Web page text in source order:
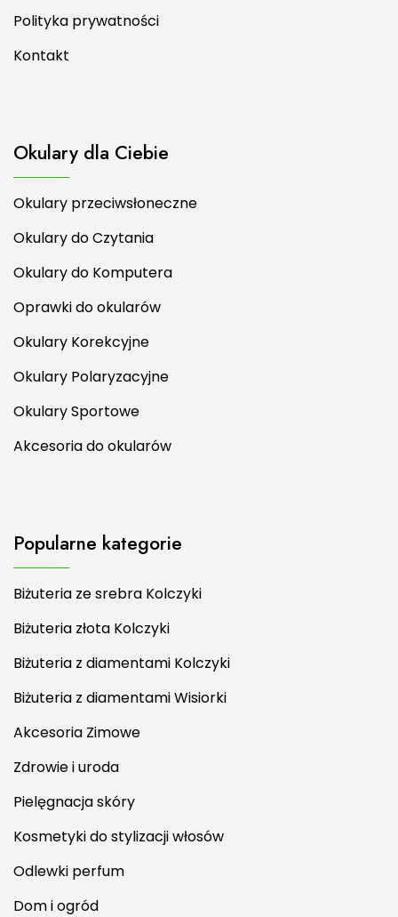
Polityka prywatności
Kontakt
Okulary dla Ciebie
Okulary przeciwsłoneczne
Okulary do Czytania
Okulary do Komputera
Oprawki do okularów
Okulary Korekcyjne
Okulary Polaryzacyjne
Okulary Sportowe
Akcesoria do okularów
Popularne kategorie
Biżuteria ze srebra Kolczyki
Biżuteria złota Kolczyki
Biżuteria z diamentami Kolczyki
Biżuteria z diamentami Wisiorki
Akcesoria Zimowe
Zdrowie i uroda
Pielęgnacja skóry
Kosmetyki do stylizacji włosów
Odlewki perfum
Dom i ogród